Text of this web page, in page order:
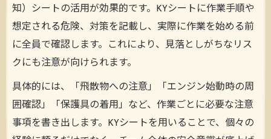
知）シートの活用が効果的です。KYシートに作業手順や
想定される危険、対策を記載し、実際に作業を始める前
に全員で確認します。これにより、見落としがちなリス
クにも注意が向けられます。
具体的には、「飛散物への注意」「エンジン始動時の周
囲確認」「保護具の着用」など、作業ごとに必要な注意
事項を書き出します。KYシートを用いることで、個々の